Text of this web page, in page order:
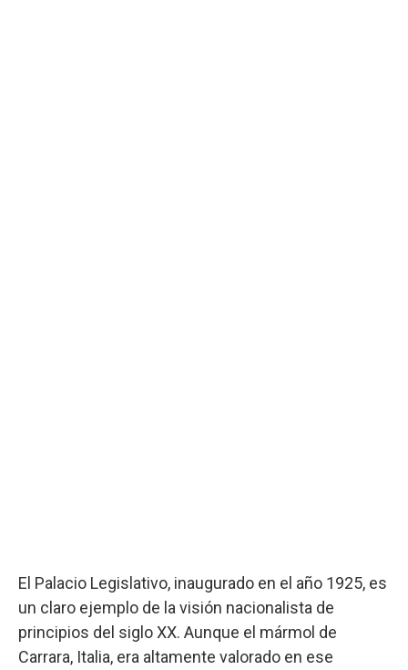
El Palacio Legislativo, inaugurado en el año 1925, es
un claro ejemplo de la visión nacionalista de
principios del siglo XX. Aunque el mármol de
Carrara, Italia, era altamente valorado en ese